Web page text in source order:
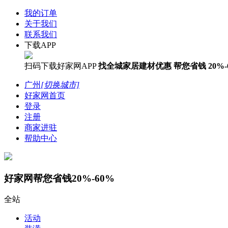
我的订单
关于我们
联系我们
下载APP
扫码下载好家网APP 找全城家居建材优惠 帮您省钱
广州 [切换城市]
好家网首页
登录
注册
商家进驻
帮助中心
好家网帮您省钱20%-60%
全站
活动